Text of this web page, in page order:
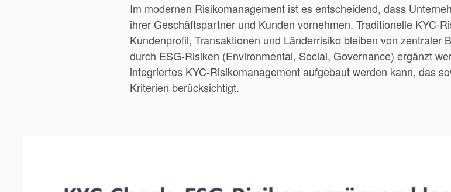
Im modernen Risikomanagement ist es entscheidend, dass
ihrer Geschäftspartner und Kunden vornehmen. Traditionelle KYC-
Kundenprofil, Transaktionen und Länderrisiko bleiben von zentraler
durch ESG-Risiken (Environmental, Social, Governance) ergänzt
integriertes KYC-Risikomanagement aufgebaut werden kann, das
Kriterien berücksichtigt.